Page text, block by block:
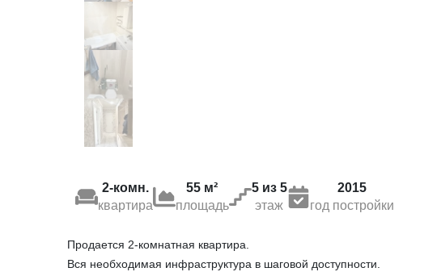
2-комн.
квартира
55 м²
площадь
5 из 5
этаж
2015
год постройки
Продается 2-комнатная квартира.
Вся необходимая инфраструктура в шаговой доступности.